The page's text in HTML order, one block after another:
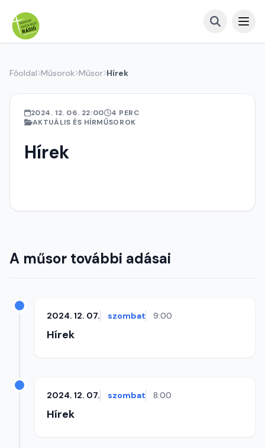
Főoldal Műsorok Műsor Hírek
2024. 12. 06. 22:00
4 PERC
AKTUÁLIS ÉS HÍRMŰSOROK
Hírek
A műsor további adásai
2024. 12. 07. szombat 9:00
Hírek
2024. 12. 07. szombat 8:00
Hírek